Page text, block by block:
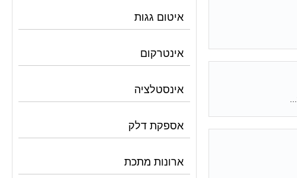
איטום גגות
אינטרקום
אינסטלציה
אספקת דלק
ארונות מתכת